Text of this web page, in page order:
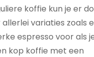
koffie kun je er
variaties zoals
espresso voor als
kop koffie met een